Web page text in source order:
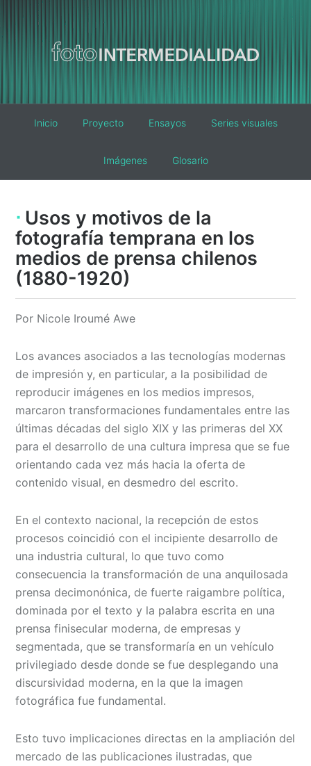
Main
Inicio Proyecto Ensayos Series visuales
Imágenes Glosario
Usos y motivos de la
fotografía temprana en los
medios de prensa chilenos
(1880-1920)
Por Nicole Iroumé Awe
Los avances asociados a las tecnologías modernas
de impresión y, en particular, a la posibilidad de
reproducir imágenes en los medios impresos,
marcaron transformaciones fundamentales entre las
últimas décadas del siglo XIX y las primeras del XX
para el desarrollo de una cultura impresa que se fue
orientando cada vez más hacia la oferta de
contenido visual, en desmedro del escrito.
En el contexto nacional, la recepción de estos
procesos coincidió con el incipiente desarrollo de
una industria cultural, lo que tuvo como
consecuencia la transformación de una anquilosada
prensa decimonónica, de fuerte raigambre política,
dominada por el texto y la palabra escrita en una
prensa finisecular moderna, de empresas y
segmentada, que se transformaría en un vehículo
privilegiado desde donde se fue desplegando una
discursividad moderna, en la que la imagen
fotográfica fue fundamental.
Esto tuvo implicaciones directas en la ampliación del
mercado de las publicaciones ilustradas, que